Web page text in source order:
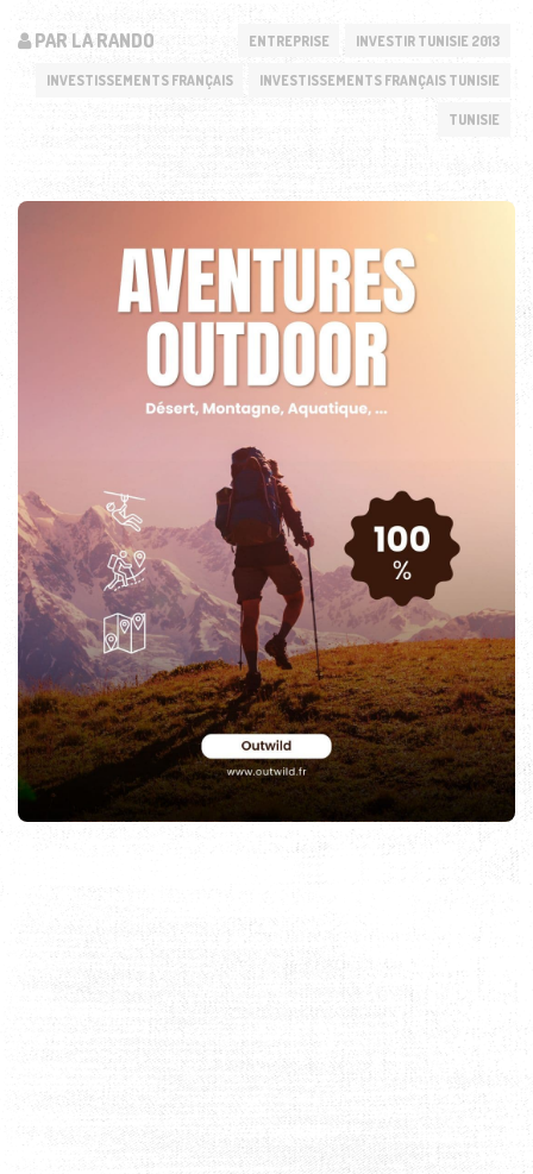
PAR LA RANDO ENTREPRISE INVESTIR TUNISIE 2013
INVESTISSEMENTS FRANÇAIS INVESTISSEMENTS FRANÇAIS TUNISIE
TUNISIE